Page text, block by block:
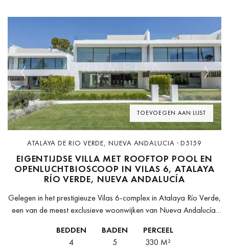
TOEVOEGEN AAN LIJST
Previous Next
ATALAYA DE RIO VERDE, NUEVA ANDALUCIA · D5159
EIGENTIJDSE VILLA MET ROOFTOP POOL EN
OPENLUCHTBIOSCOOP IN VILAS 6, ATALAYA
RÍO VERDE, NUEVA ANDALUCÍA
Gelegen in het prestigieuze Vilas 6-complex in Atalaya Río Verde,
een van de meest exclusieve woonwijken van Nueva Andalucía,
baanbrekend architecturaal ontwerp, premium afwerkingen...
BEDDEN
4
BADEN
5
PERCEEL
330 M²